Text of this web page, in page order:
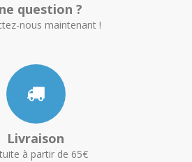
question ?
nous maintenant !
Livraison
à partir de 65€